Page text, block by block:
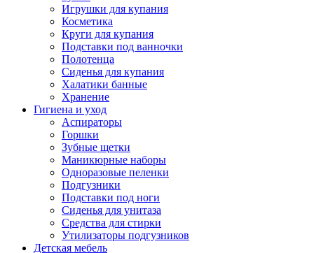
Игрушки для купания
Косметика
Круги для купания
Подставки под ванночки
Полотенца
Сиденья для купания
Халатики банные
Хранение
Гигиена и уход
Аспираторы
Горшки
Зубные щетки
Маникюрные наборы
Одноразовые пеленки
Подгузники
Подставки под ноги
Сиденья для унитаза
Средства для стирки
Утилизаторы подгузников
Детская мебель